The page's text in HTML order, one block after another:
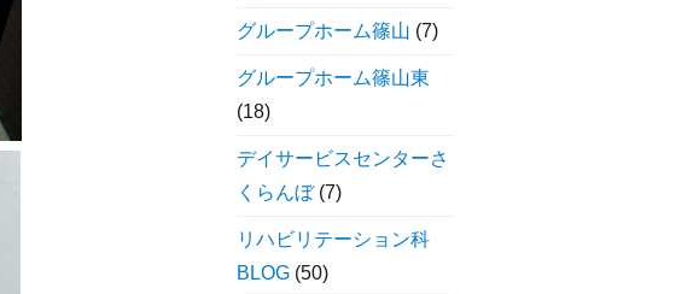
グループホーム篠山 (7)
グループホーム篠山東
(18)
デイサービスセンターさ
くらんぼ(7)
リハビリテーション科
BLOG(50)